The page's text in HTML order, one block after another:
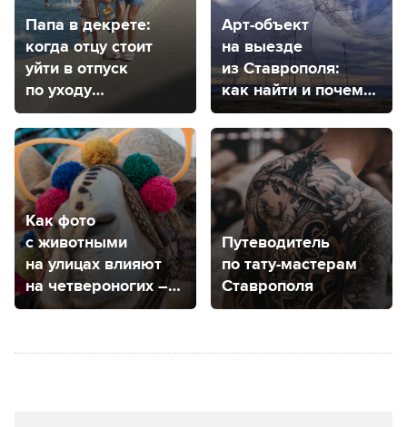
Папа в декрете:
когда отцу стоит
уйти в отпуск
по уходу
за ребенком
и как это сделать
Арт-объект
на выезде
из Ставрополя:
как найти и почему
снова слон?
Как фото
с животными
на улицах влияют
на четвероногих –
рассказала
из Ставрополя
Путеводитель
по тату-мастерам
Ставрополя